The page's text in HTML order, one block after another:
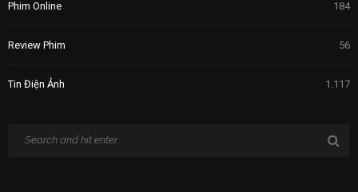
Phim Online 184
Review Phim 56
Tin Điện Ảnh 1.117